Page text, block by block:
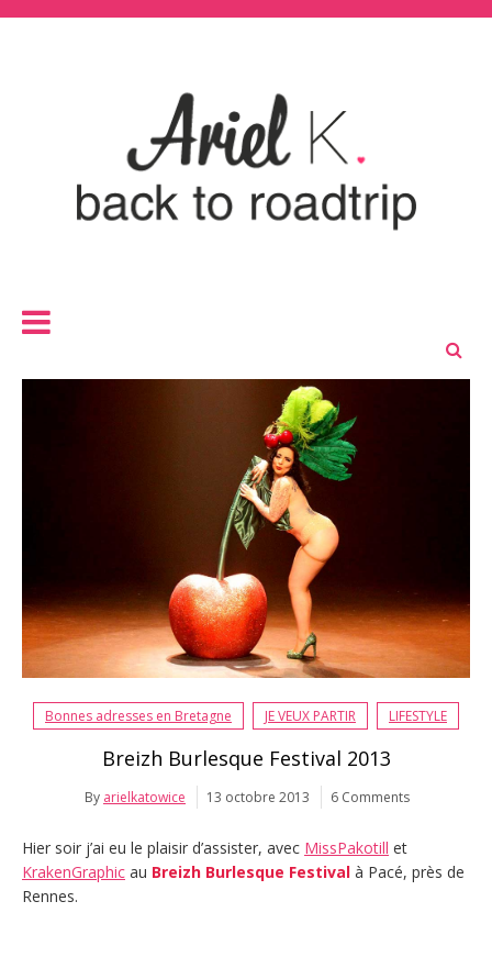
Bonnes adresses en Bretagne JE VEUX PARTIR LIFESTYLE
Breizh Burlesque Festival 2013
By arielkatowice 13 octobre 2013 6 Comments
Hier soir j’ai eu le plaisir d’assister, avec MissPakotill et
KrakenGraphic au Breizh Burlesque Festival à Pacé, près de
Rennes.